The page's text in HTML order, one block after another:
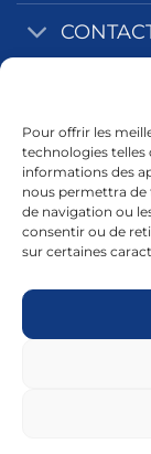
Pour offrir les
technologies telles
informations des
nous permettra
de navigation ou
consentir ou de
sur certaines
NOS